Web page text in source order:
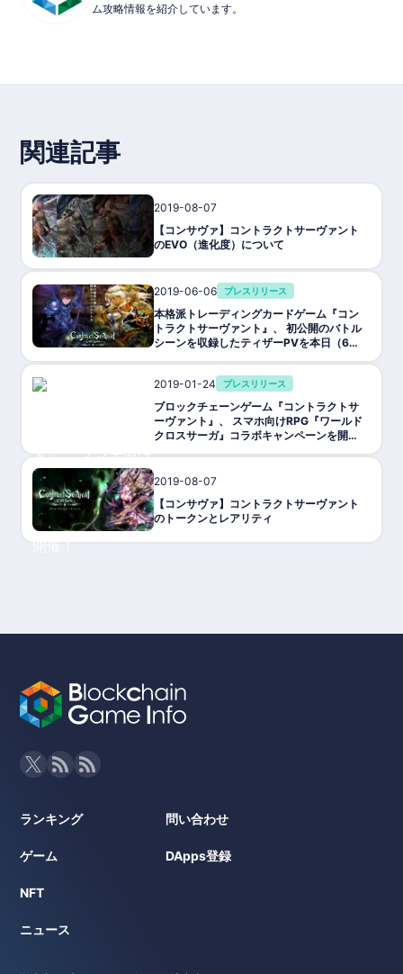
ム攻略情報を紹介しています。
関連記事
2019-08-07
【コンサヴァ】コントラクトサーヴァント
のEVO（進化度）について
2019-06-06 プレスリリース
本格派トレーディングカードゲーム『コン
トラクトサーヴァント』、 初公開のバトル
シーンを収録したティザーPVを本日（6月
2019-01-24
プレスリリース
ブロックチェーンゲーム『コントラクトサ
ーヴァント』、 スマホ向けRPG『ワールド
クロスサーガ』コラボキャンペーンを開
2019-08-07
【コンサヴァ】コントラクトサーヴァント
のトークンとレアリティ
ランキング
ゲーム
NFT
ニュース
問い合わせ
DApps登録